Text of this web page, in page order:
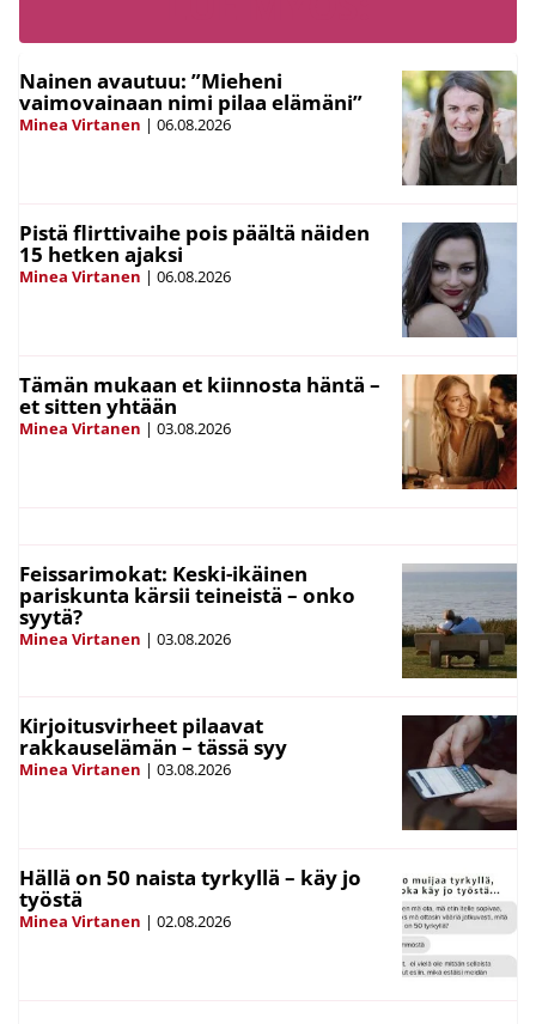
Nainen avautuu: ”Mieheni
vaimovainaan nimi pilaa elämäni”
Minea Virtanen | 06.08.2026
Pistä flirttivaihe pois päältä näiden
15 hetken ajaksi
Minea Virtanen | 06.08.2026
Tämän mukaan et kiinnosta häntä –
et sitten yhtään
Minea Virtanen | 03.08.2026
Feissarimokat: Keski-ikäinen
pariskunta kärsii teineistä – onko
syytä?
Minea Virtanen | 03.08.2026
Kirjoitusvirheet pilaavat
rakkauselämän – tässä syy
Minea Virtanen | 03.08.2026
Hällä on 50 naista tyrkyllä – käy jo
työstä
Minea Virtanen | 02.08.2026